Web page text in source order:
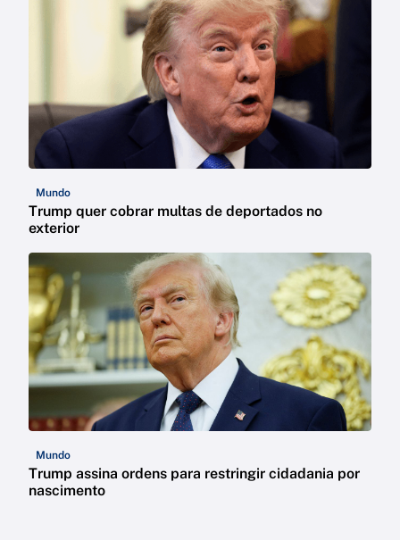
Mundo
Trump quer cobrar multas de deportados no
exterior
Mundo
Trump assina ordens para restringir cidadania por
nascimento